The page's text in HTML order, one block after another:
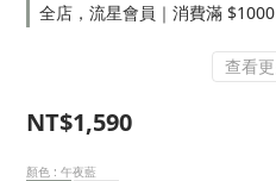
全店，流星會員｜消費滿
查看
NT$1,590
顏色 : 午夜藍